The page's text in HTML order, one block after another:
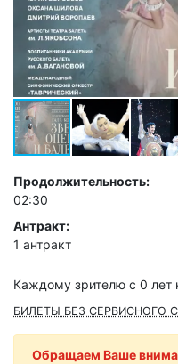
Продолжительность:
02:30
Антракт:
1 антракт
Каждому зрителю c 0 лет
БИЛЕТЫ БЕЗ СЕРВИСНОГО
Обращаем Ваше